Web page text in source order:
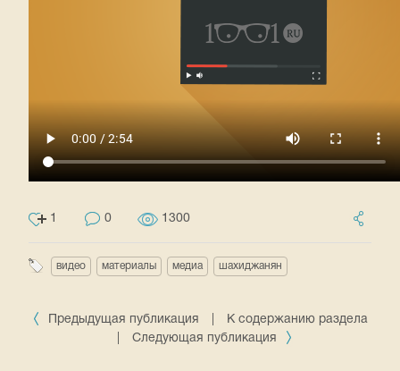
1 0 1300
видео материалы медиа шахиджанян
Предыдущая публикация
К содержанию раздела
Следующая публикация